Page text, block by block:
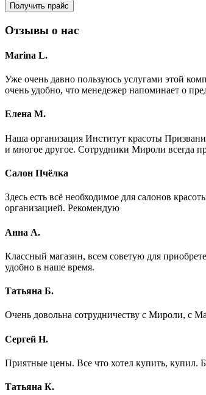
Получить прайс
Отзывы о нас
Marina L.
Уже очень давно пользуюсь услугами этой
очень удобно, что менедежер напоминает о
Елена М.
Наша организация Институт красоты
и многое другое. Сотрудники Мироли всегда
Салон Пчёлка
Здесь есть всё необходимое для салонов
организацией. Рекомендую
Анна А.
Классный магазин, всем советую для
удобно в наше время.
Татьяна Б.
Очень довольна сотрудничеству с Мироли, с
Сергей Н.
Приятные цены. Все что хотел купить, купил.
Татьяна К.